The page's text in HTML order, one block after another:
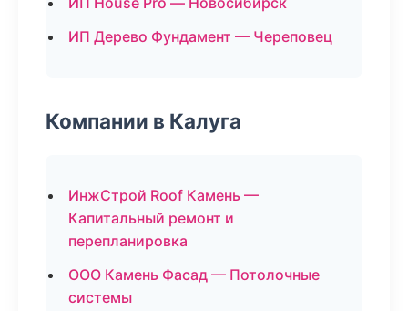
ИП Дерево Фундамент — Череповец
Компании в Калуга
ИнжСтрой Roof Камень —
Капитальный ремонт и
перепланировка
ООО Камень Фасад — Потолочные
системы